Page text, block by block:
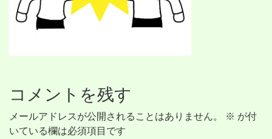
コメントを残す
メールアドレスが公開されることはありません。 ※ が付
いている欄は必須項目です